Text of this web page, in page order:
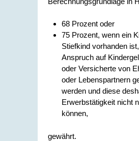
68 Prozent oder
75 Prozent, wenn ein
Stiefkind vorhanden
Anspruch auf
oder Versicherte von
oder Lebenspartnern
werden und diese
Erwerbstätigkeit nicht
können,
gewährt.